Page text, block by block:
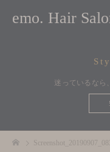
emo. Hair
迷っているなら